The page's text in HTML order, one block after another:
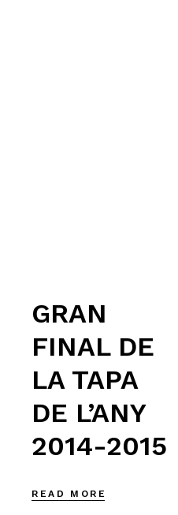
GRAN
FINAL DE
LA TAPA
DE L’ANY
2014-2015
READ MORE